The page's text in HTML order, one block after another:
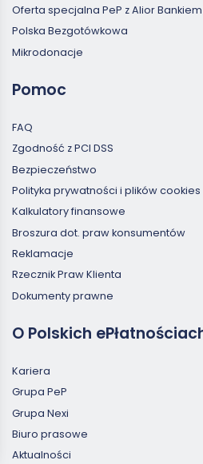
Oferta specjalna PeP z Alior Bankiem
Polska Bezgotówkowa
Mikrodonacje
Pomoc
FAQ
Zgodność z PCI DSS
Bezpieczeństwo
Polityka prywatności i plików cookies
Kalkulatory finansowe
Broszura dot. praw konsumentów
Reklamacje
Rzecznik Praw Klienta
Dokumenty prawne
O Polskich
Kariera
Grupa PeP
Grupa Nexi
Biuro prasowe
Aktualności